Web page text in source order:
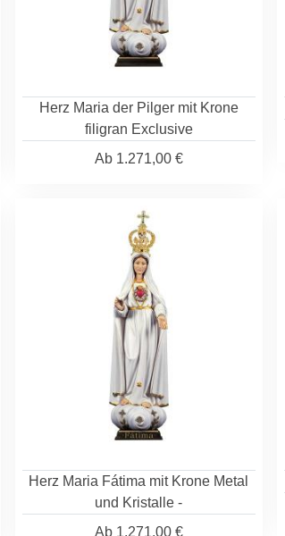
Herz Maria der Pilger mit Krone
filigran Exclusive
Ab1.271,00 €
Herz Maria Fátima mit Krone Metal
und Kristalle -
Ab1.271,00 €